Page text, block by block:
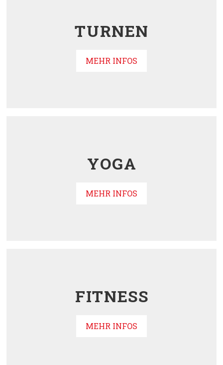
TURNEN
MEHR INFOS
YOGA
MEHR INFOS
FITNESS
MEHR INFOS